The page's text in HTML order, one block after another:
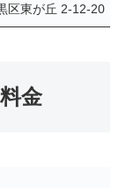
区東が丘 2-12-20
金